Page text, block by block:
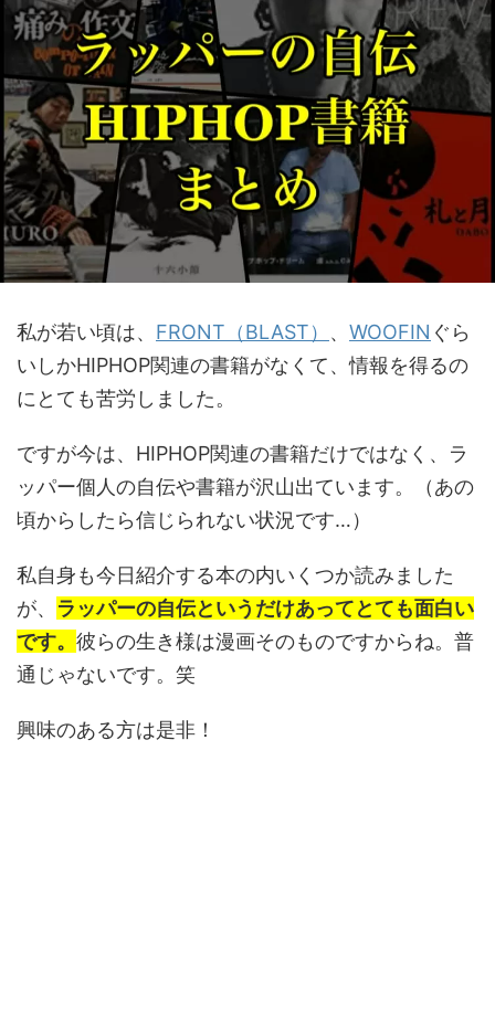
私が若い頃は、 FRONT（BLAST） 、 WOOFIN ぐら
いしかHIPHOP関連の書籍がなくて、情報を得るの
にとても苦労しました。
ですが今は、HIPHOP関連の書籍だけではなく、ラ
ッパー個人の自伝や書籍が沢山出ています。（あの
頃からしたら信じられない状況です…）
私自身も今日紹介する本の内いくつか読みました
が、 ラッパーの自伝というだけあってとても面白い
です。 彼らの生き様は漫画そのものですからね。普
通じゃないです。笑
興味のある方は是非！